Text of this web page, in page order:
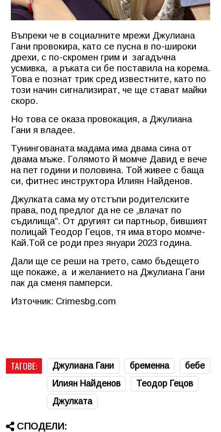
Въпреки че в социалните мрежи Джулиана
Гани провокира, като се пусна в по-широки
дрехи, с по-скромен грим и загадъчна
усмивка, а ръката си бе поставила на корема.
Това е познат трик сред известните, като по
този начин сигнализират, че ще стават майки
скоро.
Но това се оказа провокация, а Джулиана
Гани я владее.
Тунингованата мадама има двама сина от
двама мъже. Голямото й момче Давид е вече
на пет години и половина. Той живее с баща
си, фитнес инструктора Илиян Найденов.
Джулката сама му отстъпи родителските
права, под предлог да не се „влачат по
съдилища“. От другият си партньор, бившият
полицай Теодор Гецов, тя има второ момче-
Кай.Той се роди през януари 2023 година.
Дали ще се реши на трето, само бъдещето
ще покаже, а и желанието на Джулиана Гани
пак да сменя памперси.
Източник: Crimesbg.com
ТАГОВЕ: Джулиана Гани бременна
бебе
Илиян Найденов
Теодор Гецов
Джулката
СПОДЕЛИ: